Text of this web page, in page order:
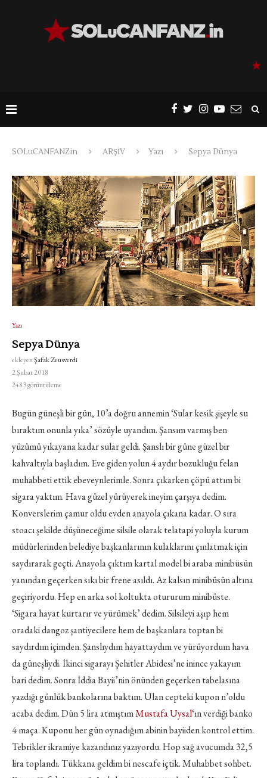
SOLuCANFANZin ARŞİV Yazı Sepya Dünya
Yazı
Sepya Dünya
ekleyenŞafak Zeusverdi
2 Şubat 2018
2483görüntüleme
Bugün güneşli bir gün, 10’a doğru annemin ‘Sular kesik şişeyle su
bıraktım onunla yıka’ sözüyle uyandım. Şansım varmış ben
yüzümü yıkayana kadar sular geldi. Şanslı bir güne güzel bir
kahvaltıyla başladım. Eve giden yolun 4 aydır bozukluğu felan
muhabbeti ettik ebeveynlerimle. Sonra çıkarken çöpü attım bi
sigara yaktım. Hava güzel yürüyerek ineyim çarşıya dedim.
Konverslerim çamur oldu evden anayola çıkana kadar. O sıra
stoacı şekilde düşüneceğime silsile olarak telatapi yoluyla kurum
müdürlerinden belediye başkanlarının kulaklarını çınlatmak için
saydırarak geçti. Anayola çıktım kartal model bi araba minibüsün
yanından geçerken sıkı bir frene asıldı. Az kalsın minibüsün altına
geçiriyordu. Hep en arka sol koltukta otururum minibüste.
‘Sigara hayat kurtarır ve yürümek’ dedim. Silsileyi aşıp hem
oradaki dangoz şantiyecilere hem de başkanlara toptan bi
saydırdım içimden. Şanslıydım hayattaydım ve yürüyordum hava
da güneşliydi. İkinci sigarayı Şehitler Abidesi’ne inince yakayım
bari dedim. Sonra İddia Bayii’nin önünden geçerken tabelasına
yazdığı günlük bankolarına baktım. Ulan cepteki kupon n’oldu
acaba dedim. Dün 5 lira atmıştımMustafa Uysal‘ın verdiği banko
4 maça. Kuponu her gün oynadığım abinin bayiiden kontrol ettim.
Tebrikler ikramiye kazandınız yazıyordu. Hop sağ avucumda 32,5
lira toplandı. Tükkana geldim bi nescafe içtik. Muhabbet sohbet.